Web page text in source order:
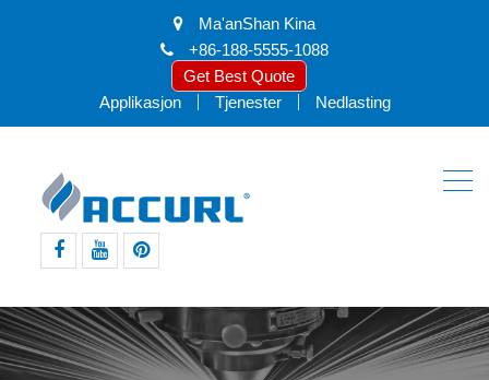
Ma'anShan Kina
+86-188-5555-1088
Get Best Quote
Applikasjon
Tjenester Nedlasting